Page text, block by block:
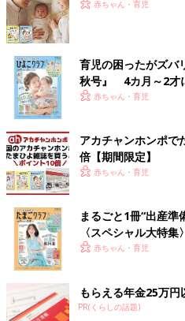
赤ちゃん・育児
育児の困ったがズバ
秋号』 4カ月～2才
いっぱい！
赤ちゃん・育児
アカチャンホンポで
倍【期間限定】
赤ちゃん・育児
まるごと1冊“出産準
〈スペシャル大特
赤ちゃん・育児
もらえる年金25万
PR(くらしの話題)